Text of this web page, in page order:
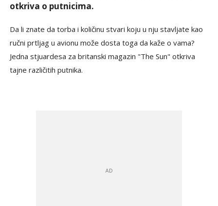
otkriva o putnicima.
Da li znate da torba i količinu stvari koju u nju stavljate kao
ručni prtljag u avionu može dosta toga da kaže o vama?
Jedna stjuardesa za britanski magazin "The Sun" otkriva
tajne različitih putnika.